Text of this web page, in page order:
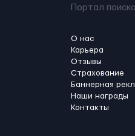
Портал
О нас
Карьера
Отзывы
Страхование
Баннерная
Наши награды
Контакты